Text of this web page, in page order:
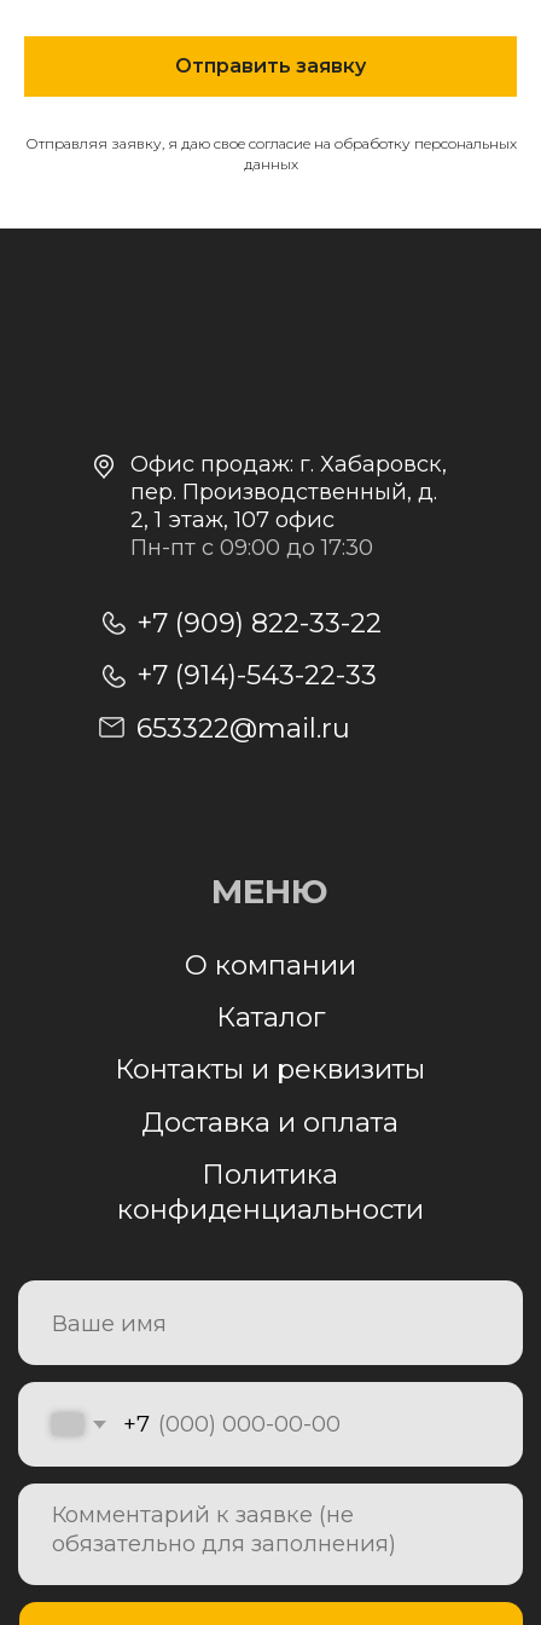
Отправить заявку
Отправляя заявку, я даю свое согласие на обработку персональных
данных
О компании
Контакты и реквизиты
Отправить заявку
Отправляя заявку, я даю согласие на
обработку персональных данных